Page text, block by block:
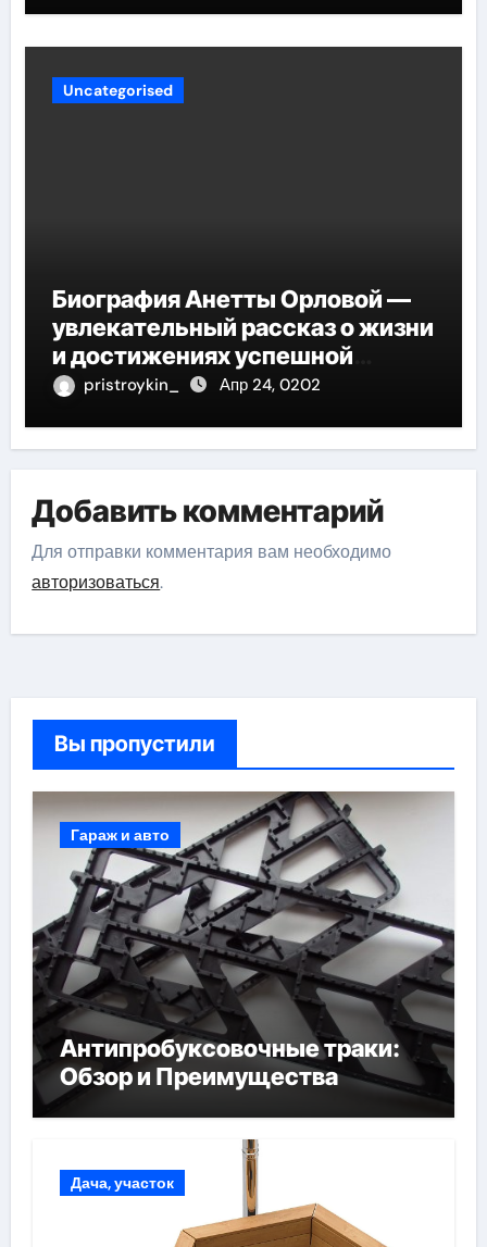
Uncategorised
Биография Анетты Орловой —
увлекательный рассказ о жизни
и достижениях успешной
фигуристки
pristroykin_ Апр 24, 0202
Добавить комментарий
Для отправки комментария вам необходимо
авторизоваться.
Вы пропустили
Гараж и авто
Антипробуксовочные траки:
Обзор и Преимущества
Дача, участок